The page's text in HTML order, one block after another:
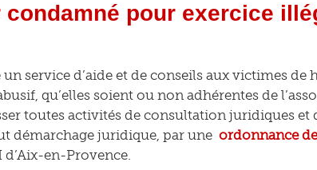
pour exercice
service d’aide et de conseils aux victimes de
qu’elles soient ou non adhérentes de
toutes activités de consultation juridiques et
démarchage juridique, par une ordonnance
d’Aix-en-Provence.